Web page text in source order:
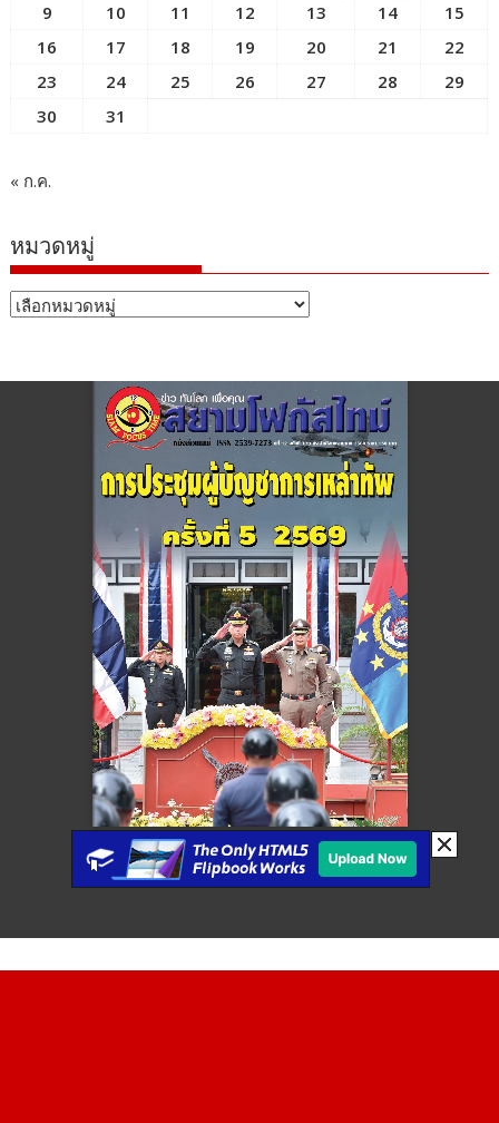
9
10 11 12 13 14
15
16
17 18 19 20 21
22
23
24 25 26 27 28
29
30
31
« ก.ค.
หมวดหมู่
หมวด